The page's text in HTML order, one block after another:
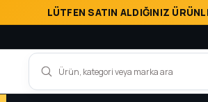
LÜTFEN SATIN ALDIĞINIZ